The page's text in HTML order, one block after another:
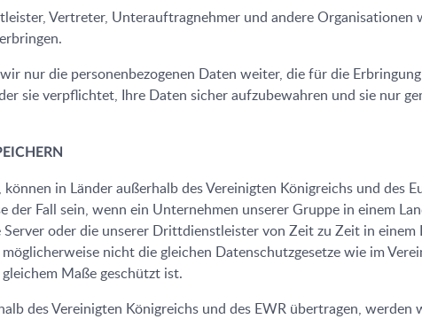
Vertreter, Unterauftragnehmer und andere Organisationen
nur die personenbezogenen Daten weiter, die für die
sie verpflichtet, Ihre Daten sicher aufzubewahren und sie nur
in Länder außerhalb des Vereinigten Königreichs und des
Fall sein, wenn ein Unternehmen unserer Gruppe in einem
oder die unserer Drittdienstleister von Zeit zu Zeit in
nicht die gleichen Datenschutzgesetze wie im
Maße geschützt ist.
des Vereinigten Königreichs und des EWR übertragen,